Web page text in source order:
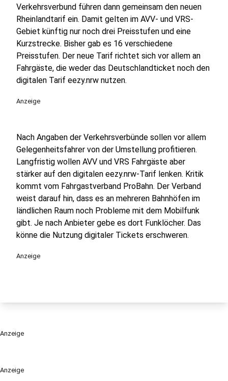
Anzeige
Verkehrsverbund führen dann gemeinsam den neuen
Rheinlandtarif ein. Damit gelten im AVV- und VRS-
Gebiet künftig nur noch drei Preisstufen und eine
Kurzstrecke. Bisher gab es 16 verschiedene
Preisstufen. Der neue Tarif richtet sich vor allem an
Fahrgäste, die weder das Deutschlandticket noch den
digitalen Tarif eezy.nrw nutzen.
Anzeige
Nach Angaben der Verkehrsverbünde sollen vor allem
Gelegenheitsfahrer von der Umstellung profitieren.
Langfristig wollen AVV und VRS Fahrgäste aber
stärker auf den digitalen eezy.nrw-Tarif lenken. Kritik
kommt vom Fahrgastverband ProBahn. Der Verband
weist darauf hin, dass es an mehreren Bahnhöfen im
ländlichen Raum noch Probleme mit dem Mobilfunk
gibt. Je nach Anbieter gebe es dort Funklöcher. Das
könne die Nutzung digitaler Tickets erschweren.
Anzeige
Anzeige